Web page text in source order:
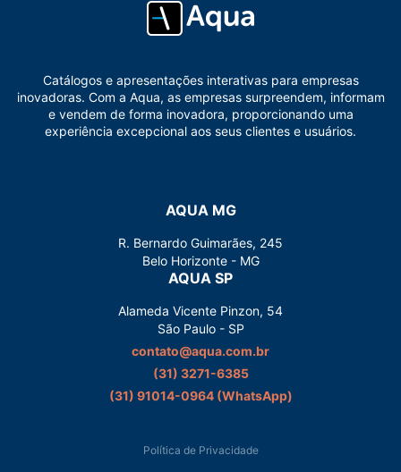
Catálogos e apresentações interativas para empresas
inovadoras. Com a Aqua, as empresas surpreendem, informam
e vendem de forma inovadora, proporcionando uma
experiência excepcional aos seus clientes e usuários.
AQUA MG
R. Bernardo Guimarães, 245
Belo Horizonte - MG
AQUA SP
Alameda Vicente Pinzon, 54
São Paulo - SP
contato@aqua.com.br
(31) 3271-6385
(31) 91014-0964‬ (WhatsApp)
Política de Privacidade